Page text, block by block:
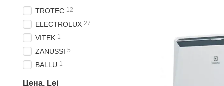
TROTEC 12
ELECTROLUX 27
VITEK 1
ZANUSSI 5
BALLU 1
Цена, Lei